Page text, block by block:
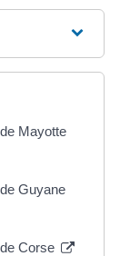
Mayotte
Guyane
Corse